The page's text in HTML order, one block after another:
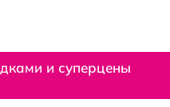
и суперцены